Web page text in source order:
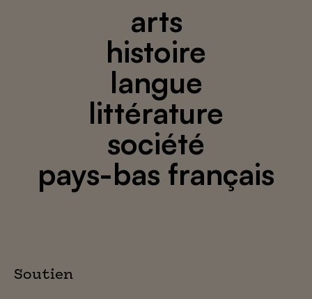
arts
histoire
langue
littérature
société
pays-bas français
Soutien